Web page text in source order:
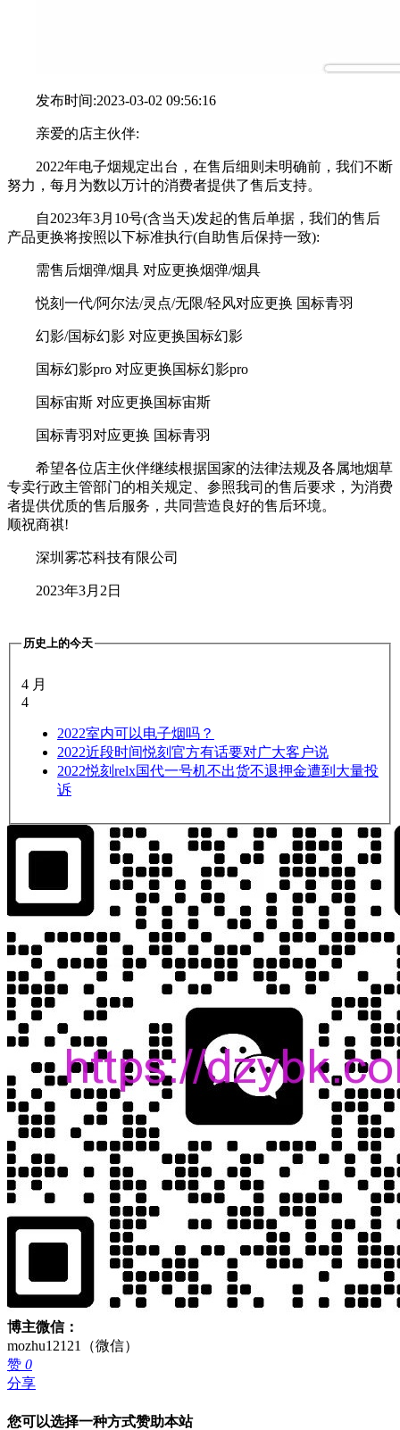
发布时间:2023-03-02 09:56:16
亲爱的店主伙伴:
2022年电子烟规定出台，在售后细则未明确前，我们不断
努力，每月为数以万计的消费者提供了售后支持。
自2023年3月10号(含当天)发起的售后单据，我们的售后
产品更换将按照以下标准执行(自助售后保持一致):
需售后烟弹/烟具 对应更换烟弹/烟具
悦刻一代/阿尔法/灵点/无限/轻风对应更换 国标青羽
幻影/国标幻影 对应更换国标幻影
国标幻影pro 对应更换国标幻影pro
国标宙斯 对应更换国标宙斯
国标青羽对应更换 国标青羽
希望各位店主伙伴继续根据国家的法律法规及各属地烟草
专卖行政主管部门的相关规定、参照我司的售后要求，为消费
者提供优质的售后服务，共同营造良好的售后环境。
顺祝商祺!
深圳雾芯科技有限公司
2023年3月2日
历史上的今天
4 月
4
2022室内可以电子烟吗？
2022近段时间悦刻官方有话要对广大客户说
2022悦刻relx国代一号机不出货不退押金遭到大量投
诉
博主微信：
mozhu12121（微信）
赞 0
分享
您可以选择一种方式赞助本站